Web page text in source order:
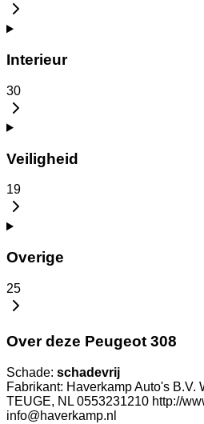
Interieur
30
Veiligheid
19
Overige
25
Over deze Peugeot 308
Schade: schadevrij
Fabrikant: Haverkamp Auto's B.V.
TEUGE, NL 0553231210 http://
info@haverkamp.nl